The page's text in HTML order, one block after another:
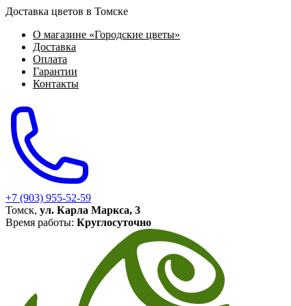
Доставка цветов в Томске
О магазине «Городские цветы»
Доставка
Оплата
Гарантии
Контакты
+7 (903) 955-52-59
Томск, ул. Карла Маркса, 3
Время работы: Круглосуточно